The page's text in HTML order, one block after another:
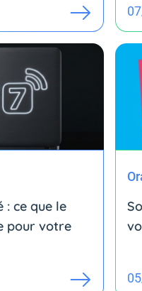
: ce que le
pour votre